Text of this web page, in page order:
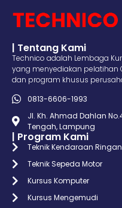
| Tentang Kami
Technico adalah Lembaga
yang menyediakan pelatihan
dan program khusus
0813-6606-1993
Jl. Kh. Ahmad Dahlan
Tengah, Lampung
| Program Kami
Teknik Kendaraan Ringan
Teknik Sepeda Motor
Kursus Komputer
Kursus Mengemudi